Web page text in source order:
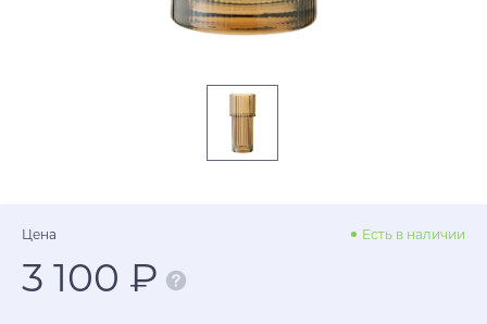
Цена Есть в наличии
3 100 ₽